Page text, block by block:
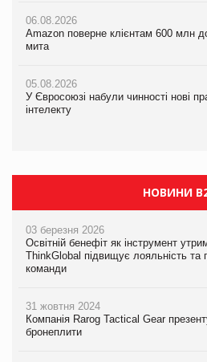
06.08.2026
Amazon поверне клієнтам 600 млн
мита
05.08.2026
У Євросоюзі набули чинності нові
інтелекту
05.08.2026
Смачне поповнення дитячого меню: у
05.08.2026
Сергій Лісунов про заморожені
05.08.2026
У Євросоюзі набули чинності нові
інтелекту
05.08.2026
Рекламна платформа вимагає від
втрату 6,9 трлн рекламних показів
НОВИНИ
03 березня 2026
Освітній бенефіт як інструмент
ThinkGlobal підвищує лояльність та
команди
31 жовтня 2024
Компанія Rarog Tactical Gear
бронеплити